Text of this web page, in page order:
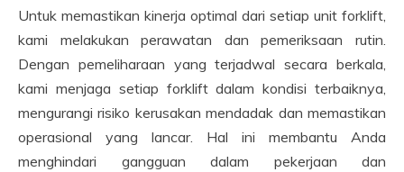
Untuk memastikan kinerja optimal dari setiap unit forklift,
kami melakukan perawatan dan pemeriksaan rutin.
Dengan pemeliharaan yang terjadwal secara berkala,
kami menjaga setiap forklift dalam kondisi terbaiknya,
mengurangi risiko kerusakan mendadak dan memastikan
operasional yang lancar. Hal ini membantu Anda
menghindari gangguan dalam pekerjaan dan